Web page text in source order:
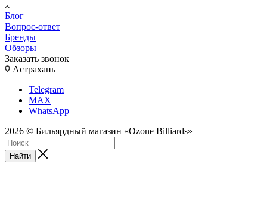
Блог
Вопрос-ответ
Бренды
Обзоры
Заказать звонок
Астрахань
Telegram
MAX
WhatsApp
2026 © Бильярдный магазин «Ozone Billiards»
Найти